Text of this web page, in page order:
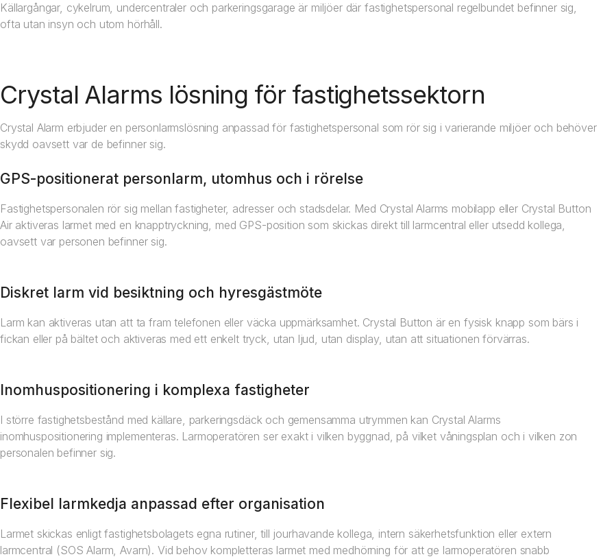
Källargångar, cykelrum, undercentraler och parkeringsgarage är miljöer där fastighetspersonal regelbundet befinner sig,
ofta utan insyn och utom hörhåll.
Crystal Alarms lösning för fastighetssektorn
Crystal Alarm erbjuder en personlarmslösning anpassad för fastighetspersonal som rör sig i varierande miljöer och behöver
skydd oavsett var de befinner sig.
GPS-positionerat personlarm, utomhus och i rörelse
Fastighetspersonalen rör sig mellan fastigheter, adresser och stadsdelar. Med Crystal Alarms mobilapp eller Crystal Button
Air aktiveras larmet med en knapptryckning, med GPS-position som skickas direkt till larmcentral eller utsedd kollega,
oavsett var personen befinner sig.
Diskret larm vid besiktning och hyresgästmöte
Larm kan aktiveras utan att ta fram telefonen eller väcka uppmärksamhet. Crystal Button är en fysisk knapp som bärs i
fickan eller på bältet och aktiveras med ett enkelt tryck, utan ljud, utan display, utan att situationen förvärras.
Inomhuspositionering i komplexa fastigheter
I större fastighetsbestånd med källare, parkeringsdäck och gemensamma utrymmen kan Crystal Alarms
inomhuspositionering implementeras. Larmoperatören ser exakt i vilken byggnad, på vilket våningsplan och i vilken zon
personalen befinner sig.
Flexibel larmkedja anpassad efter organisation
Larmet skickas enligt fastighetsbolagets egna rutiner, till jourhavande kollega, intern säkerhetsfunktion eller extern
larmcentral (SOS Alarm, Avarn). Vid behov kompletteras larmet med medhörning för att ge larmoperatören snabb